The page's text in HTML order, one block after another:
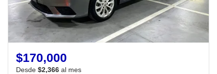
$170,000
Desde $2,366 al mes